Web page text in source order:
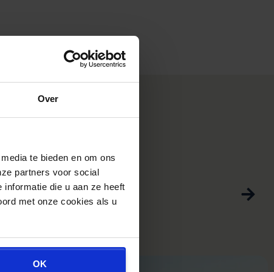
Over
te bieden en om ons
partners voor social
die u aan ze heeft
met onze cookies als u
OK